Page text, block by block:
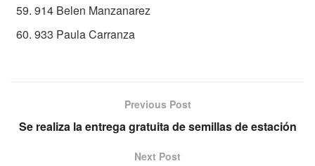
914 Belen Manzanarez
933 Paula Carranza
Previous Post
Se realiza la entrega gratuita de semillas de estación
Next Post